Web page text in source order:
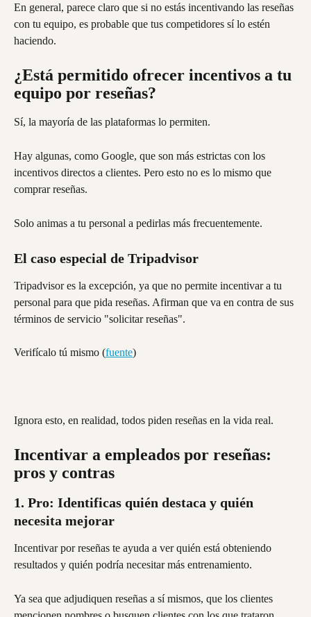
En general, parece claro que si no estás incentivando las reseñas
con tu equipo, es probable que tus competidores sí lo estén
haciendo.
¿Está permitido ofrecer incentivos a tu
equipo por reseñas?
Sí, la mayoría de las plataformas lo permiten.
Hay algunas, como Google, que son más estrictas con los
incentivos directos a clientes. Pero esto no es lo mismo que
comprar reseñas.
Solo animas a tu personal a pedirlas más frecuentemente.
El caso especial de Tripadvisor
Tripadvisor es la excepción, ya que no permite incentivar a tu
personal para que pida reseñas. Afirman que va en contra de sus
términos de servicio "solicitar reseñas".
Verifícalo tú mismo (fuente)
Ignora esto, en realidad, todos piden reseñas en la vida real.
Incentivar a empleados por reseñas:
pros y contras
1. Pro: Identificas quién destaca y quién
necesita mejorar
Incentivar por reseñas te ayuda a ver quién está obteniendo
resultados y quién podría necesitar más entrenamiento.
Ya sea que adjudiquen reseñas a sí mismos, que los clientes